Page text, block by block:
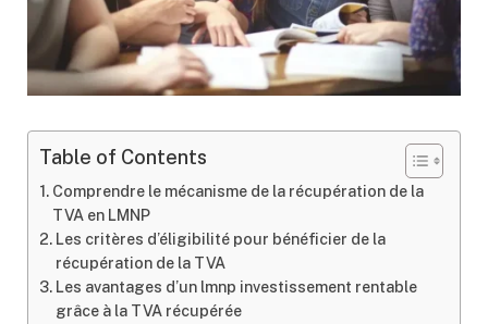
Table of Contents
Comprendre le mécanisme de la récupération de la
TVA en LMNP
Les critères d’éligibilité pour bénéficier de la
récupération de la TVA
Les avantages d’un lmnp investissement rentable
grâce à la TVA récupérée